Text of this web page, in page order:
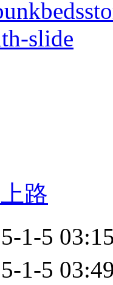
slide
路
1-5
1-5